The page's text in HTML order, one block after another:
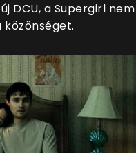
DCU, a Supergirl nem